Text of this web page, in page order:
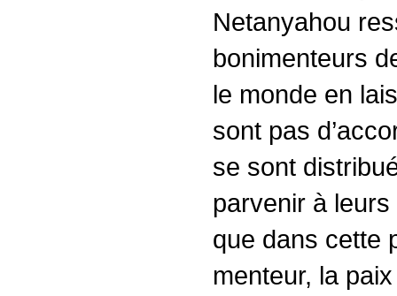
Netanyahou
bonimenteurs
le monde en
sont pas
se sont
parvenir à
que dans cette
menteur, la